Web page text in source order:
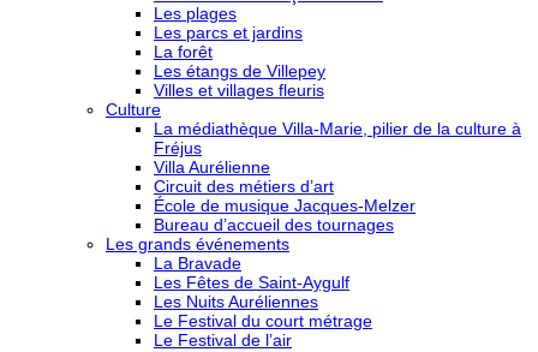
Les plages
Les parcs et jardins
La forêt
Les étangs de Villepey
Villes et villages fleuris
Culture
La médiathèque Villa-Marie, pilier de la culture à
Fréjus
Villa Aurélienne
Circuit des métiers d’art
École de musique Jacques-Melzer
Bureau d’accueil des tournages
Les grands événements
La Bravade
Les Fêtes de Saint-Aygulf
Les Nuits Auréliennes
Le Festival du court métrage
Le Festival de l’air